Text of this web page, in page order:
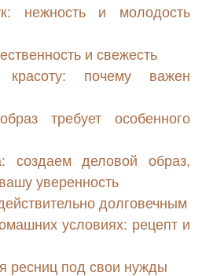
нежность и молодость
и свежесть
почему важен
требует особенного
деловой образ,
уверенность
долговечным
условиях: рецепт и
ресниц под свои нужды